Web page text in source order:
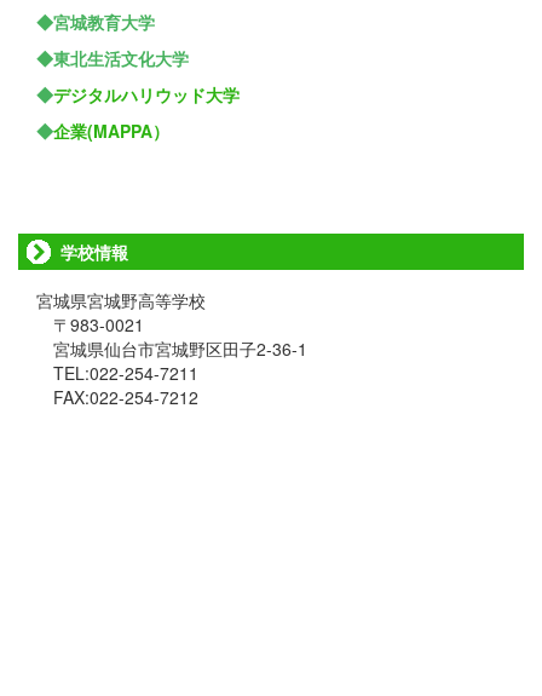
◆宮城教育大学
◆東北生活文化大学
◆デジタルハリウッド大学
◆企業(MAPPA）
学校情報
宮城県宮城野高等学校
〒983-0021
宮城県仙台市宮城野区田子2-36-1
TEL:022-254-7211
FAX:022-254-7212